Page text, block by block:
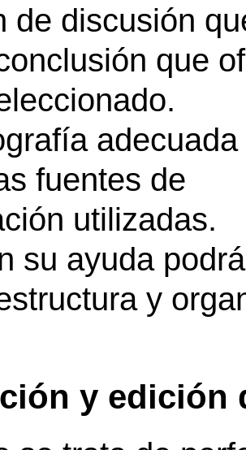
de discusión
que
fuentes de
utilizadas.
su ayuda
y
y edición